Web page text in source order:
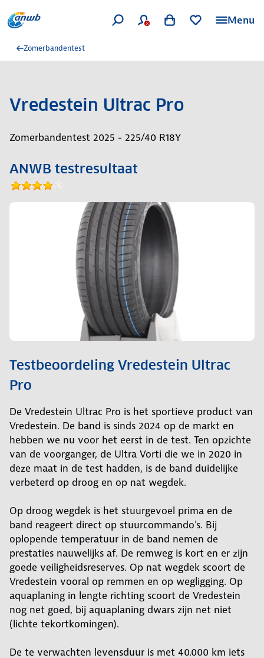
Menu
Zomerbandentest
Vredestein Ultrac Pro
Zomerbandentest 2025 - 225/40 R18Y
ANWB testresultaat
Testbeoordeling Vredestein Ultrac
Pro
De Vredestein Ultrac Pro is het sportieve product van
Vredestein. De band is sinds 2024 op de markt en
hebben we nu voor het eerst in de test. Ten opzichte
van de voorganger, de Ultra Vorti die we in 2020 in
deze maat in de test hadden, is de band duidelijke
verbeterd op droog en op nat wegdek.
Op droog wegdek is het stuurgevoel prima en de
band reageert direct op stuurcommando's. Bij
oplopende temperatuur in de band nemen de
prestaties nauwelijks af. De remweg is kort en er zijn
goede veiligheidsreserves. Op nat wegdek scoort de
Vredestein vooral op remmen en op wegligging. Op
aquaplaning in lengte richting scoort de Vredestein
nog net goed, bij aquaplaning dwars zijn net niet
(lichte tekortkomingen).
De te verwachten levensduur is met 40.000 km iets